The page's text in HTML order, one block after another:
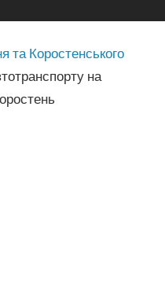
та Коростенського
на